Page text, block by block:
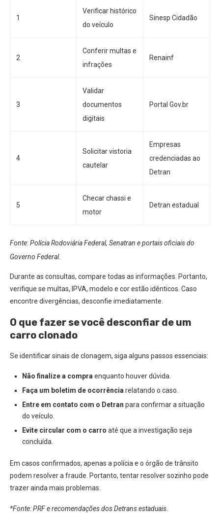
1
Verificar histórico
do veículo
Sinesp Cidadão
2
Conferir multas e
infrações
Renainf
3
Validar
documentos
digitais
Portal Gov.br
4
Solicitar vistoria
cautelar
Empresas
credenciadas ao
Detran
5
Checar chassi e
motor
Detran estadual
Fonte: Polícia Rodoviária Federal, Senatran e portais oficiais do
Governo Federal.
Durante as consultas, compare todas as informações. Portanto,
verifique se multas, IPVA, modelo e cor estão idênticos. Caso
encontre divergências, desconfie imediatamente.
O que fazer se você desconfiar de um
carro clonado
Se identificar sinais de clonagem, siga alguns passos essenciais:
Não finalize a compra enquanto houver dúvida.
Faça um boletim de ocorrência relatando o caso.
Entre em contato com o Detran para confirmar a situação
do veículo.
Evite circular com o carro até que a investigação seja
concluída.
Em casos confirmados, apenas a polícia e o órgão de trânsito
podem resolver a fraude. Portanto, tentar resolver sozinho pode
trazer ainda mais problemas.
*Fonte: PRF e recomendações dos Detrans estaduais.